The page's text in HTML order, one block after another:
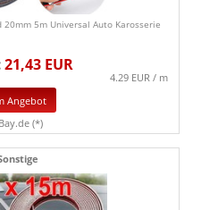
5m Universal Auto Karosserie
21,43 EUR
4.29 EUR / m
Angebot
(*)